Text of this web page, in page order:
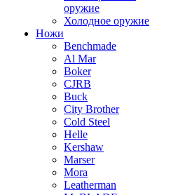
оружие
Холодное оружие
Ножи
Benchmade
Al Mar
Boker
CJRB
Buck
City Brother
Cold Steel
Helle
Kershaw
Marser
Mora
Leatherman